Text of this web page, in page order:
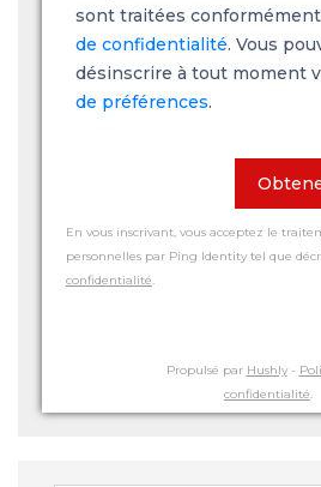
sont traitées
de confidentialité. Vous
désinscrire à tout moment
de préférences.
En vous inscrivant, vous acceptez le
personnelles par Ping Identity tel que
confidentialité.
Propulsé par Hushly-
confidentialité.